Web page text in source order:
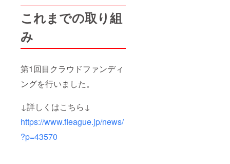
これまでの取り組
み
第1回目クラウドファンディ
ングを行いました。
↓詳しくはこちら↓
https://www.fleague.jp/news/
?p=43570